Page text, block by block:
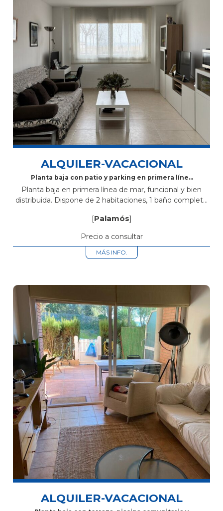
ALQUILER-VACACIONAL
Planta baja con patio y parking en primera línea
Planta baja en primera línea de mar, funcional y bien
distribuida. Dispone de 2 habitaciones, 1 baño completo
espacio cómodo y...
[Palamós]
Precio a consultar
MÁS INFO.
ALQUILER-VACACIONAL